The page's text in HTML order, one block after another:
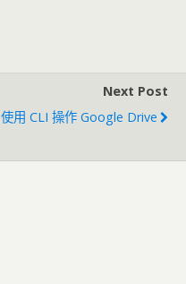
Next Post
使用 CLI 操作 Google Drive